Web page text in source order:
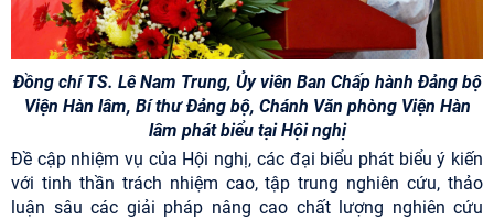
Đồng chí TS. Lê Nam Trung, Ủy viên Ban Chấp hành Đảng bộ
Viện Hàn lâm, Bí thư Đảng bộ, Chánh Văn phòng Viện Hàn
lâm phát biểu tại Hội nghị
Đề cập nhiệm vụ của Hội nghị, các đại biểu phát biểu ý kiến
với tinh thần trách nhiệm cao, tập trung nghiên cứu, thảo
luận sâu các giải pháp nâng cao chất lượng nghiên cứu